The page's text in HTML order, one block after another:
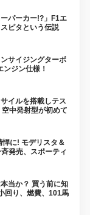
パーカー!?」F1エ
ピタという伝説
サイジングターボ
ジン仕様！
イルを搭載しテス
空中発射型が初めて
悍に! モデリスタ＆
発売、スポーティ
当か？ 買う前に知
回り、燃費、101馬